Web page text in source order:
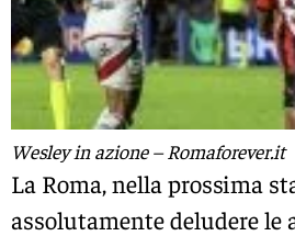
Wesley in azione – Romaforever.it
La Roma, nella prossima
assolutamente deludere le